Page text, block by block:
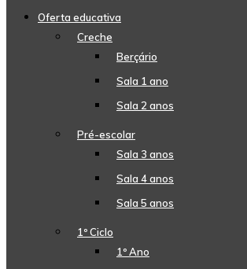
Oferta educativa
Creche
Berçário
Sala 1 ano
Sala 2 anos
Pré-escolar
Sala 3 anos
Sala 4 anos
Sala 5 anos
1º Ciclo
1º Ano